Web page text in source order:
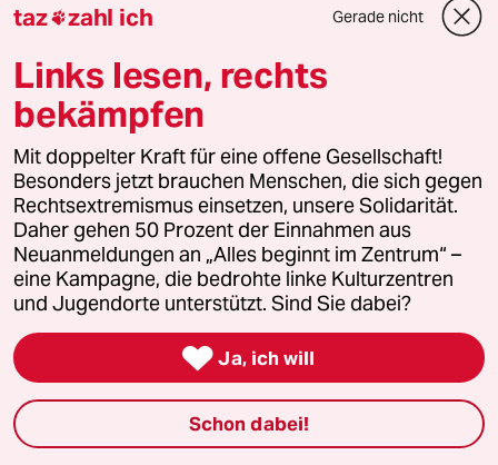
Feedback
Aboservice
ePaper Login
Downloads für Abonnierende
© 2026 taz Verlags und Vertriebs GmbH
Alle Rechte vorbehalten. Bei rechtlichen Fragen oder für Genehmigungen
Feedback Redaktionsstatut Kommune-Richtlinien KI-
Leitlinie Informant Datenschutz Impressum AGB
taz zahl ich Gerade nicht
Links lesen, rechts
bekämpfen
Mit doppelter Kraft für eine offene Gesellschaft!
Besonders jetzt brauchen Menschen, die sich gegen
Rechtsextremismus einsetzen, unsere Solidarität.
Daher gehen 50 Prozent der Einnahmen aus
Neuanmeldungen an „Alles beginnt im Zentrum“ –
eine Kampagne, die bedrohte linke Kulturzentren
und Jugendorte unterstützt. Sind Sie dabei?
 Ja, ich will
Schon dabei!